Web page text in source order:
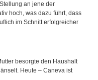
an jene der
hoch, was dazu führt, dass
im Schnitt erfolgreicher
besorgte den Haushalt
Heute – Caneva ist